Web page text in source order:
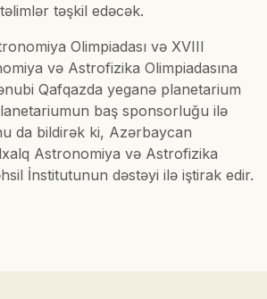
təşkil edəcək.
Olimpiadası və XVIII
və Astrofizika Olimpiadasına
Qafqazda yeganə planetarium
baş sponsorluğu ilə
da bildirək ki, Azərbaycan
Astronomiya və Astrofizika
İnstitutunun dəstəyi ilə iştirak edir.